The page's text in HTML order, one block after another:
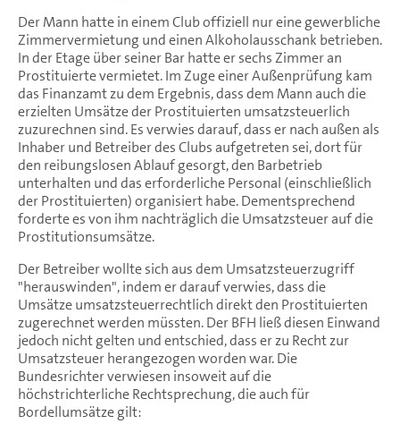
Der Mann hatte in einem Club offiziell nur eine gewerbliche
Zimmervermietung und einen Alkoholausschank betrieben.
In der Etage über seiner Bar hatte er sechs Zimmer an
Prostituierte vermietet. Im Zuge einer Außenprüfung kam
das Finanzamt zu dem Ergebnis, dass dem Mann auch die
erzielten Umsätze der Prostituierten umsatzsteuerlich
zuzurechnen sind. Es verwies darauf, dass er nach außen als
Inhaber und Betreiber des Clubs aufgetreten sei, dort für
den reibungslosen Ablauf gesorgt, den Barbetrieb
unterhalten und das erforderliche Personal (einschließlich
der Prostituierten) organisiert habe. Dementsprechend
forderte es von ihm nachträglich die Umsatzsteuer auf die
Prostitutionsumsätze.
Der Betreiber wollte sich aus dem Umsatzsteuerzugriff
"herauswinden", indem er darauf verwies, dass die
Umsätze umsatzsteuerrechtlich direkt den Prostituierten
zugerechnet werden müssten. Der BFH ließ diesen Einwand
jedoch nicht gelten und entschied, dass er zu Recht zur
Umsatzsteuer herangezogen worden war. Die
Bundesrichter verwiesen insoweit auf die
höchstrichterliche Rechtsprechung, die auch für
Bordellumsätze gilt: